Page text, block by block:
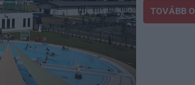
TOVÁBB